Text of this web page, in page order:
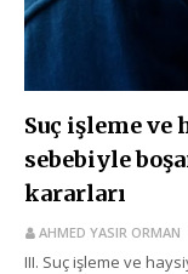
Suç işleme
sebebiyle
kararları
AHMED YASIR ORMAN
III. Suç işleme ve